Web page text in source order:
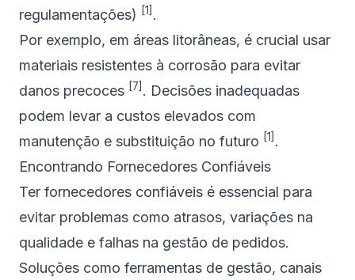
regulamentações)
[1] .
Por exemplo, em áreas litorâneas, é crucial usar
materiais resistentes à corrosão para evitar
danos precoces [7] . Decisões inadequadas
podem levar a custos elevados com
manutenção e substituição no futuro [1] .
Encontrando Fornecedores Confiáveis
Ter fornecedores confiáveis é essencial para
evitar problemas como atrasos, variações na
qualidade e falhas na gestão de pedidos.
Soluções como ferramentas de gestão, canais